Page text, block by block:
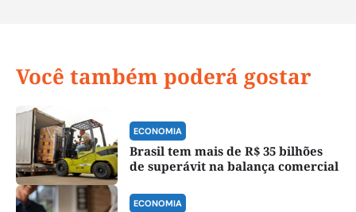
Você também poderá gostar
ECONOMIA
Brasil tem mais de R$ 35 bilhões
de superávit na balança comercial
ECONOMIA